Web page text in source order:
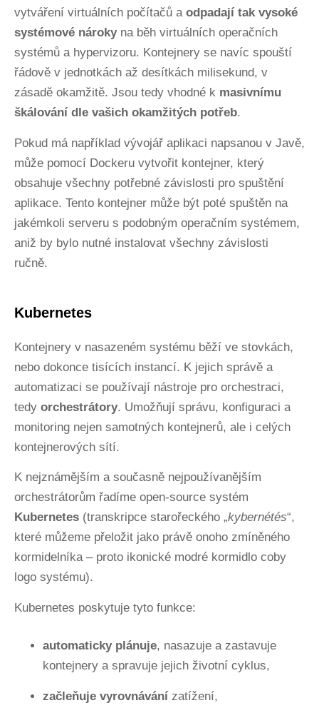
vytváření virtuálních počítačů a odpadají tak vysoké
systémové nárokyna běh virtuálních operačních
systémů a hypervizoru. Kontejnery se navíc spouští
řádově v jednotkách až desítkách milisekund, v
zásadě okamžitě. Jsou tedy vhodné k masivnímu
škálování dle vašich okamžitých potřeb.
Pokud má například vývojář aplikaci napsanou v Javě,
může pomocí Dockeru vytvořit kontejner, který
obsahuje všechny potřebné závislosti pro spuštění
aplikace. Tento kontejner může být poté spuštěn na
jakémkoli serveru s podobným operačním systémem,
aniž by bylo nutné instalovat všechny závislosti
ručně.
Kubernetes
Kontejnery v nasazeném systému běží ve stovkách,
nebo dokonce tisících instancí. K jejich správě a
automatizaci se používají nástroje pro orchestraci,
tedy orchestrátory. Umožňují správu, konfiguraci a
monitoring nejen samotných kontejnerů, ale i celých
kontejnerových sítí.
K nejznámějším a současně nejpoužívanějším
orchestrátorům řadíme open-source systém
Kubernetes (transkripce starořeckého „kybernétés“,
které můžeme přeložit jako právě onoho zmíněného
kormidelníka – proto ikonické modré kormidlo coby
logo systému).
Kubernetes poskytuje tyto funkce:
automaticky plánuje, nasazuje a zastavuje
kontejnery a spravuje jejich životní cyklus,
začleňuje vyrovnávání zatížení,